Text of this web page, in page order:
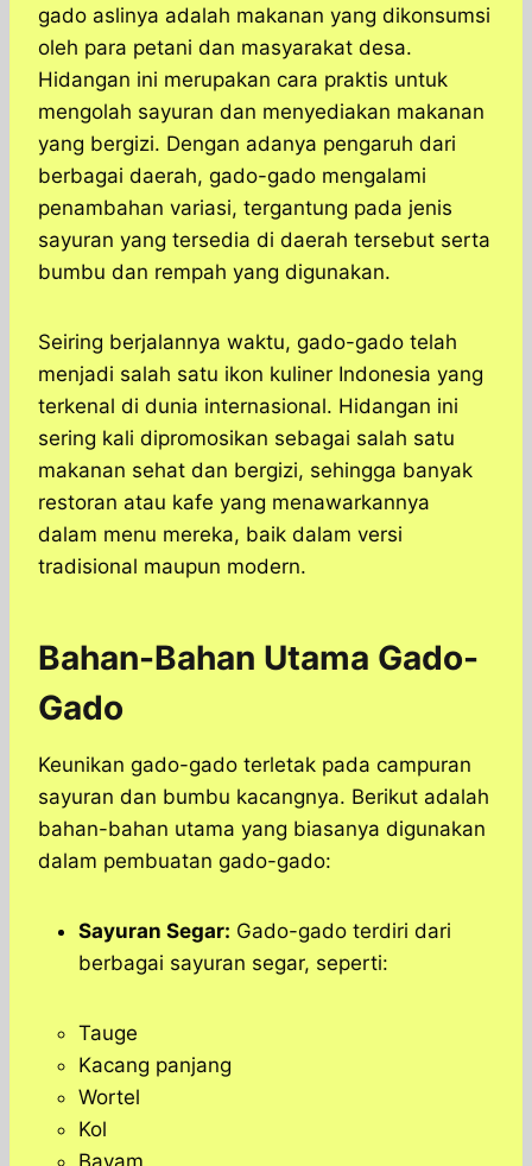
gado aslinya adalah makanan yang dikonsumsi
oleh para petani dan masyarakat desa.
Hidangan ini merupakan cara praktis untuk
mengolah sayuran dan menyediakan makanan
yang bergizi. Dengan adanya pengaruh dari
berbagai daerah, gado-gado mengalami
penambahan variasi, tergantung pada jenis
sayuran yang tersedia di daerah tersebut serta
bumbu dan rempah yang digunakan.
Seiring berjalannya waktu, gado-gado telah
menjadi salah satu ikon kuliner Indonesia yang
terkenal di dunia internasional. Hidangan ini
sering kali dipromosikan sebagai salah satu
makanan sehat dan bergizi, sehingga banyak
restoran atau kafe yang menawarkannya
dalam menu mereka, baik dalam versi
tradisional maupun modern.
Bahan-Bahan Utama Gado-
Gado
Keunikan gado-gado terletak pada campuran
sayuran dan bumbu kacangnya. Berikut adalah
bahan-bahan utama yang biasanya digunakan
dalam pembuatan gado-gado:
Sayuran Segar: Gado-gado terdiri dari
berbagai sayuran segar, seperti:
Tauge
Kacang panjang
Wortel
Kol